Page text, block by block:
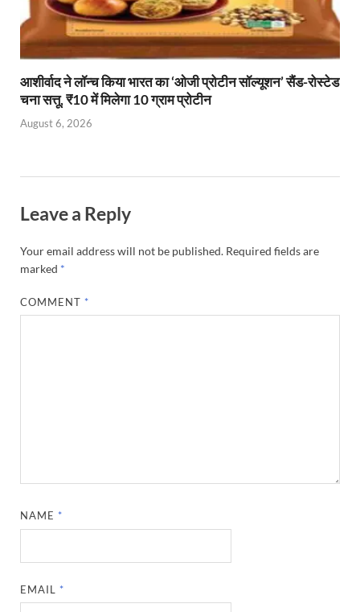
आशीर्वाद ने लॉन्च किया भारत का ‘ओजी प्रोटीन सॉल्यूशन’ सैंड-रोस्टेड
चना सत्तू, ₹10 में मिलेगा 10 ग्राम प्रोटीन
August 6, 2026
Leave a Reply
Your email address will not be published. Required fields are
marked *
COMMENT *
NAME *
EMAIL *